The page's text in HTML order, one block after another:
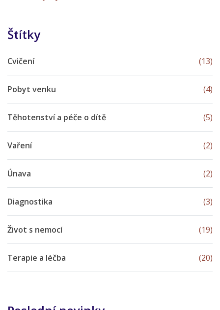
Štítky
Cvičení (13)
Pobyt venku (4)
Těhotenství a péče o dítě (5)
Vaření (2)
Únava (2)
Diagnostika (3)
Život s nemocí (19)
Terapie a léčba (20)